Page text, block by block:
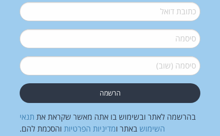
דואל*
סיסמה*
סיסמה (שוב)*
בהרשמה לאתר ובשימוש בו אתה מאשר שקראת את תנאי
השימוש באתר ומדיניות הפרטיות והסכמת להם.